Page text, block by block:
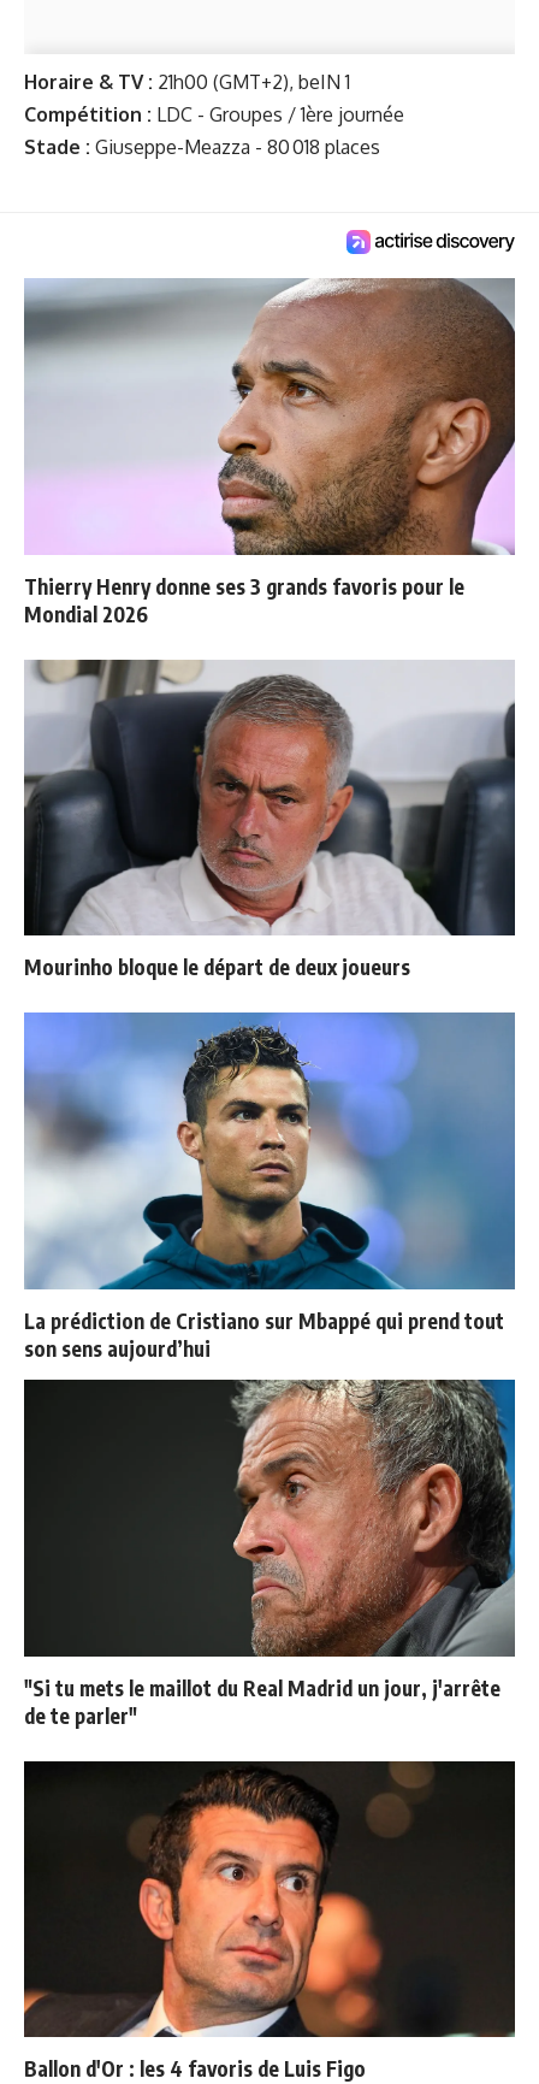
Horaire & TV : 21h00 (GMT+2), beIN 1
Compétition : LDC - Groupes / 1ère journée
Stade : Giuseppe-Meazza - 80 018 places
Thierry Henry donne ses 3 grands favoris pour le
Mondial 2026
Mourinho bloque le départ de deux joueurs
La prédiction de Cristiano sur Mbappé qui prend tout
son sens aujourd’hui
"Si tu mets le maillot du Real Madrid un jour, j'arrête
de te parler"
Ballon d'Or : les 4 favoris de Luis Figo